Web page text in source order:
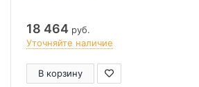
18 464 руб.
Уточняйте наличие
В корзину